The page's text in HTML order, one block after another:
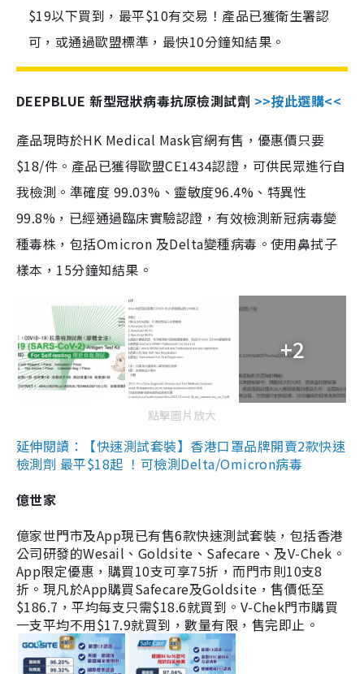
$19以下買到，最平$10有交易！產品已獲衛生署認
可，或通過歐盟標準，最快10分鐘知結果。
DEEPBLUE 新型冠狀病毒抗原檢測試劑 >>按此選購<<
產品現時於HK Medical Mask官網有售，優惠價只要
$18/件。產品已獲得歐盟CE1434認證，可供民眾進行自
我檢測。準確度 99.03%、靈敏度96.4%、特異性
99.8%，已經通過臨床實驗認證，有效檢測新冠病毒變
種毒株，包括Omicron 及Delta變種病毒。使用鼻拭子
樣本，15分鐘知結果。
+2
點擊圖片放大
延伸閱讀：【快速測試套裝】香港口罩品牌開賣2款快速
檢測劑 最平$18起 ！可檢測Delta/Omicron病毒
億世家
億家世門市及App現已有售6款快速測試套裝，包括香港
公司研發的Wesail、Goldsite、Safecare、及V-Chek。
App限定優惠，購買10支可享75折，而門市則10支8
折。現凡於App購買Safecare及Goldsite，售價低至
$186.7，平均每支只需$18.6就買到。V-Chek門市購買
一支平均不用$17.9就買到，數量有限，售完即止。